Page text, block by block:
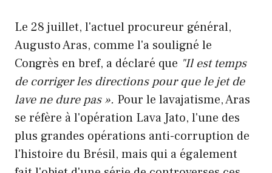
Le 28 juillet, l'actuel procureur général,
Augusto Aras, comme l'a souligné le
Congrès en bref, a déclaré que "Il est temps
de corriger les directions pour que le jet de
lave ne dure pas ». Pour le lavajatisme, Aras
se réfère à l'opération Lava Jato, l'une des
plus grandes opérations anti-corruption de
l'histoire du Brésil, mais qui a également